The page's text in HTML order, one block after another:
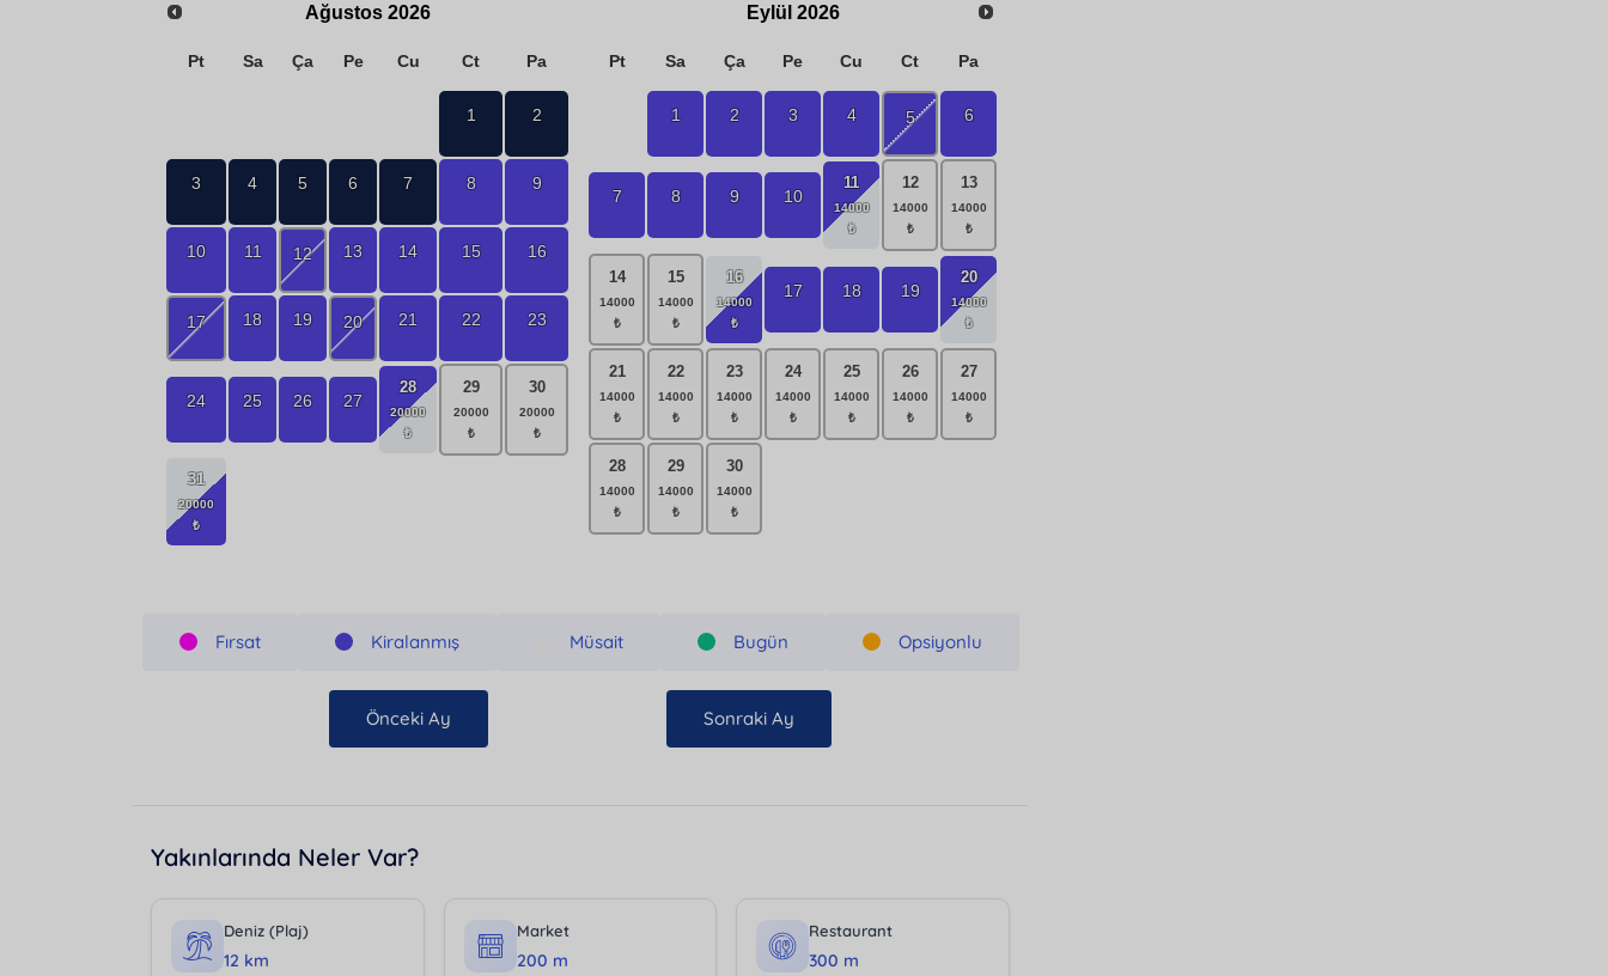
Ağustos 2026
Pt Sa Ça Pe Cu Ct Pa
1 2
3 4 5 6 7 8 9
10 11 12 13 14 15 16
17 18 19 20 21 22 23
24 25 26 27
28 29 30
31
Eylül 2026
Pt Sa Ça Pe Cu Ct Pa
1 2 3 4 5 6
7 8 9 10
11 12 13
14 15 16
17 18 19
20
21 22 23 24 25 26 27
28 29 30
Fırsat Kiralanmış Müsait Bugün Opsiyonlu
Önceki Ay Sonraki Ay
Yakınlarında Neler Var?
Deniz (Plaj)
12 km
Market
200 m
Restaurant
300 m